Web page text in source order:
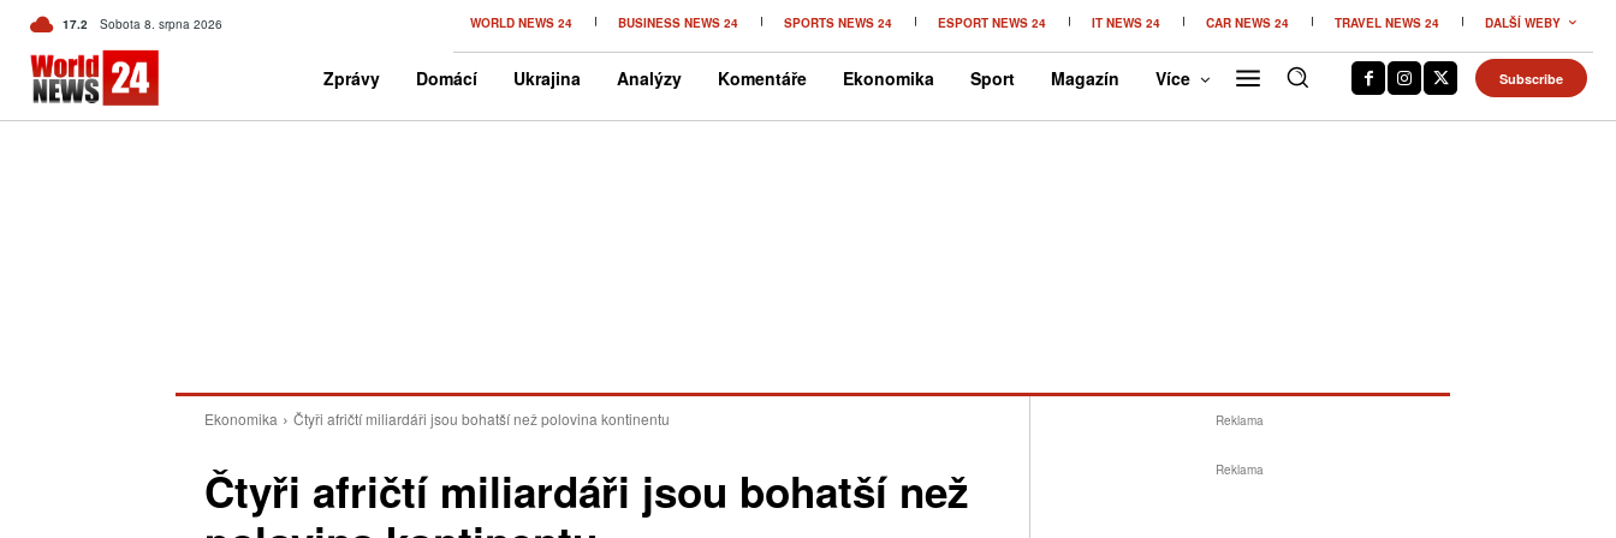
17.2 C Czech
Sobota 8. srpna 2026 WORLD NEWS 24 BUSINESS NEWS 24 SPORTS NEWS 24 ESPORT NEWS 24 IT NEWS 24 CAR NEWS 24 TRAVEL NEWS 24 DALŠÍ WEBY
Zprávy Domácí Ukrajina Analýzy Komentáře Ekonomika Sport Magazín Více Subscribe
Ekonomika Čtyři afričtí miliardáři jsou bohatší než polovina kontinentu
Čtyři afričtí miliardáři jsou bohatší než
Reklama
Reklama